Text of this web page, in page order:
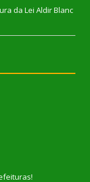
da Lei Aldir Blanc
!